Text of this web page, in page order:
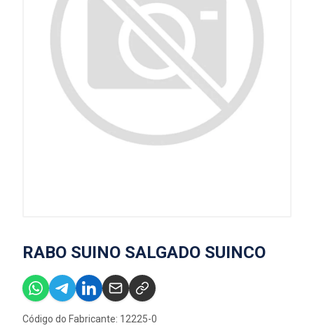
RABO SUINO SALGADO SUINCO
Código do Fabricante: 12225-0